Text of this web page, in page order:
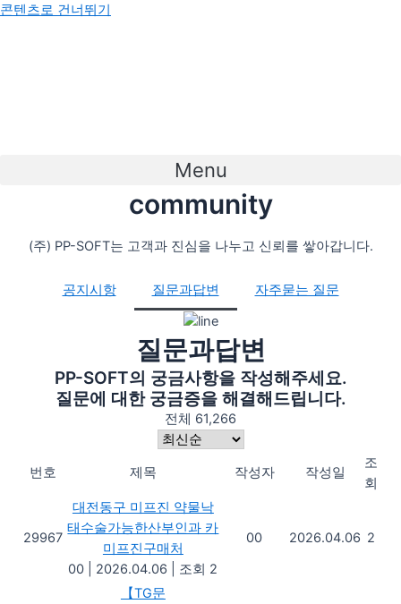
콘텐츠로 건너뛰기
Menu
community
(주) PP-SOFT는 고객과 진심을 나누고 신뢰를 쌓아갑니다.
공지시항 질문과답변 자주묻는 질문
질문과답변
PP-SOFT의 궁금사항을 작성해주세요.
질문에 대한 궁금증을 해결해드립니다.
전체 61,266
번호 제목 작성자 작성일
조
회
29967
대전동구 미프진 약물낙
태수술가능한산부인과 카
미­프진구매처
00
2026.04.06 조회 2
00 2026.04.06 2
【TG문